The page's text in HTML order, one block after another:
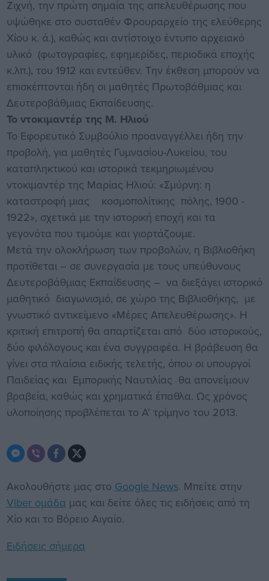
Ζιχνή, την πρώτη σημαία της απελευθέρωσης που
υψώθηκε στο συσταθέν Φρουραρχείο της ελεύθερης
Χίου κ. ά.), καθώς και αντίστοιχο έντυπο αρχειακό
υλικό (φωτογραφίες, εφημερίδες, περιοδικά εποχής
κ.λπ.), του 1912 και εντεύθεν. Την έκθεση μπορούν να
επισκέπτονται ήδη οι μαθητές Πρωτοβάθμιας και
Δευτεροβάθμιας Εκπαίδευσης.
Το ντοκιμαντέρ της Μ. Ηλιού
Το Εφορευτικό Συμβούλιο προαναγγέλλει ήδη την
προβολή, για μαθητές Γυμνασίου-Λυκείου, του
καταπληκτικoύ και ιστορικά τεκμηριωμένου
ντοκιμαντέρ της Μαρίας Ηλιού: «Σμύρνη: η
καταστροφή μιας κοσμοπολίτικης πόλης, 1900 -
1922», σχετικά με την ιστορική εποχή και τα
γεγονότα που τιμούμε και γιορτάζουμε.
Μετά την ολοκλήρωση των προβολών, η Βιβλιοθήκη
προτίθεται – σε συνεργασία με τους υπεύθυνους
Δευτεροβάθμιας Εκπαίδευσης – να διεξάγει ιστορικό
μαθητικό διαγωνισμό, σε χώρο της Βιβλιοθήκης, με
γνωστικό αντικείμενο «Μέρες Απελευθέρωσης». Η
κριτική επιτροπή θα απαρτίζεται από δύο ιστορικούς,
δύο φιλόλογους και ένα συγγραφέα. Η βράβευση θα
γίνει στα πλαίσια ειδικής τελετής, όπου οι υπουργοί
Παιδείας και Εμπορικής Ναυτιλίας θα απονείμουν
βραβεία, καθώς και χρηματικά έπαθλα. Ως χρόνος
υλοποίησης προβλέπεται το Α’ τρίμηνο του 2013.
Ακολουθήστε μας στο Google News. Μπείτε στην
Viber ομάδα μας και δείτε όλες τις ειδήσεις από τη
Χίο και το Βόρειο Αιγαίο.
Ειδήσεις σήμερα